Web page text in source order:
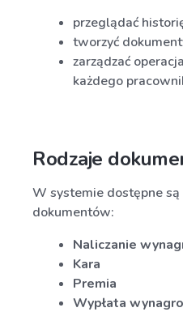
przeglądać
tworzyć
zarządzać
każdego
Rodzaje
W systemie dostępne
dokumentów:
Naliczanie
Kara
Premia
Wypłata